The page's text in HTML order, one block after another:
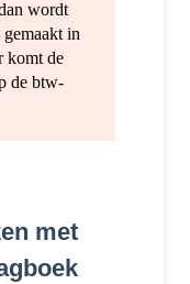
wordt
in
komt de
de btw-
met